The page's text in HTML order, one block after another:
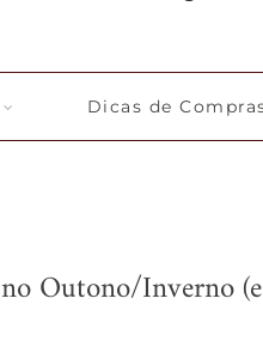
Dicas de
Outono/Inverno